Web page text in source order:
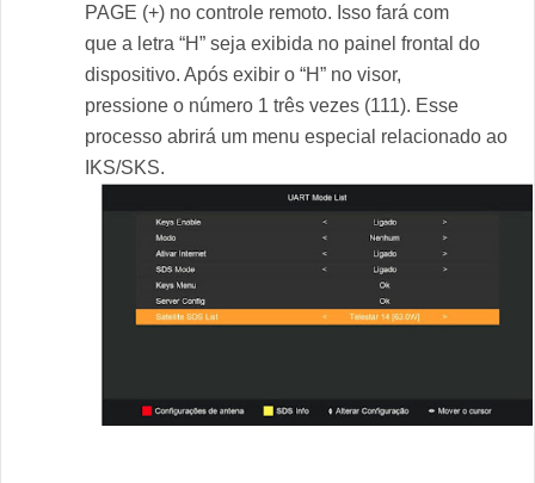
PAGE (+) no controle remoto. Isso fará com
que a letra “H” seja exibida no painel frontal do
dispositivo. Após exibir o “H” no visor,
pressione o número 1 três vezes (111). Esse
processo abrirá um menu especial relacionado ao
IKS/SKS.